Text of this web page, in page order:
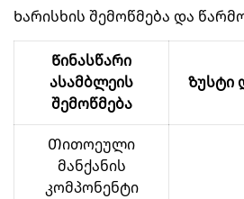
Ხარისხის შემოწმება და
Წინასწარი
ასამბლეის
შემოწმება
Ზუსტი
Თითოეული
მანქანის
კომპონენტი